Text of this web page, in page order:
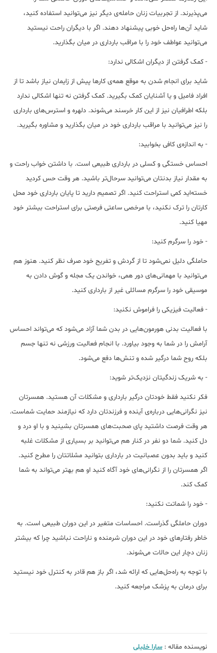
می‌پذیرند. از تجربیات زنان حامله‌ی دیگر نیز می‌توانید استفاده کنید،
شاید آن‌ها راه‌حل خوبی پیشنهاد دهند. اگر با دیگران راحت نیستید
می‌توانید عواطف خود را با مراقب بارداری در میان بگذارید.
- کمک گرفتن از دیگران اشکالی ندارد:
شاید برای انجام شدن به موقع همه‌ی کارها پیش از زایمان نیاز باشد تا از
افراد فامیل و یا آشنایان کمک بگیرید. کمک گرفتن نه تنها اشکالی ندارد
بلکه اطرافیان نیز از این کار خرسند می‌شوند. دلهره و استرس‌های بارداری
را نیز می‌توانید با مراقب بارداری خود در میان بگذارید و مشاوره بگیرید.
- به اندازه‌ی کافی بخوابید:
احساس خستگی و کسلی در بارداری طبیعی است. با داشتن خواب راحت و
به مقدار نیاز بدنتان می‌توانید سرحال‌تر باشید. هر وقت حس کردید
خسته‌اید کمی استراحت کنید. اگر تصمیم دارید تا پایان بارداری خود محل
کارتان را ترک نکنید، با مرخصی ساعتی فرصتی برای استراحت بیشتر خود
مهیا کنید.
- خود را سرگرم کنید:
حاملگی دلیل نمی‌شود تا از گردش و تفریح خود صرف نظر کنید. هنوز هم
می‌توانید با مهمانی‌های دور همی، خواندن یک مجله و گوش دادن به
موسیقی خود را سرگرم مسائلی غیر از بارداری کنید.
- فعالیت فیزیکی را فراموش نکنید:
با فعالیت بدنی هورمون‌هایی در بدن شما آزاد می‌شود که می‌تواند احساس
آرامش را در شما به وجود بیاورد. با انجام فعالیت ورزشی نه تنها جسم
بلکه روح شما درگیر شده و تنش‌ها دفع می‌شود.
- به شریک زندگیتان نزدیک‌تر شوید:
فکر نکنید فقط خودتان درگیر بارداری و مشکلات آن هستید. همسرتان
نیز نگرانی‌هایی درباره‌ی آینده و فرزندتان دارد که نیازمند حمایت شماست.
هر وقت فرصت داشتید پای صحبت‌های همسرتان بشینید و با او درد و
دل کنید. شما دو نفر در کنار هم می‌توانید بر بسیاری از مشکلات غلبه
کنید و باید بدون عصبانیت در بارداری بتوانید مشلاتتان را مطرح کنید.
اگر همسرتان را از نگرانی‌های خود آگاه کنید او هم بهتر می‌تواند به شما
کمک کند.
- خود را شماتت نکنید:
دوران حاملگی گذراست. احساسات متغیر در این دوران طبیعی است. به
خاطر رفتارهای خود در این دوران شرمنده و ناراحت نباشید چرا که بیشتر
زنان دچار این حالات می‌شوند.
با توجه به راه‌حل‌هایی که ارائه شد، اگر باز هم قادر به کنترل خود نیستید
برای درمان به پزشک مراجعه کنید.
نویسنده مقاله : سارا خلیلی